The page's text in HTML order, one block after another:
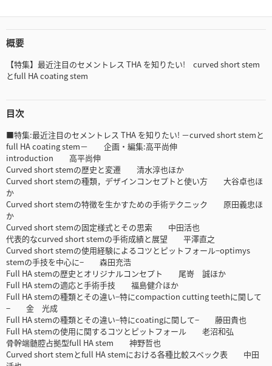
概要
【特集】最近注目のセメントレス THA を知りたい! curved short stem
とfull HA coating stem
目次
■特集:最近注目のセメントレス THA を知りたい! －curved short stemと
full HA coating stem－ 企画・編集:高平尚伸
introduction 高平尚伸
Curved short stemの歴史と変遷 清水淳也ほか
Curved short stemの種類，デザインコンセプトと使い方 大谷卓也ほ
か
Curved short stemの特徴を生かすための手術テクニック 原田義忠ほ
か
Curved short stemの固定様式とその思索 中田活也
代表的なcurved short stemの手術成績と展望 平澤直之
Curved short stemの使用経験によるコツとピットフォール−optimys
stemの手技を中心に− 森田充浩
Full HA stemの歴史とオリジナルコンセプト 尾嵜 誠ほか
Full HA stemの適応と手術手技 福島健介ほか
Full HA stemの種類とその違い−特にcompaction cutting teethに関して
− 金 光成
Full HA stemの種類とその違い−特にcoatingに関して− 藤田貴也
Full HA stemの使用に関するコツとピットフォール 老沼和弘
骨幹端髄腔占拠型full HA stem 神野哲也
Curved short stemとfull HA stemにおける各種比較スペック表 中田